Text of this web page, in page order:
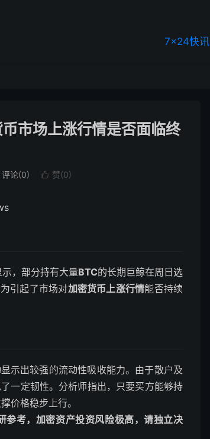
7×24快讯
市场上涨行情是否面临终
评论(0)  赞(0)
，部分持有大量BTC的长期巨鲸在周日选
引起了市场对加密货币上涨行情能否持续
示出较强的流动性吸收能力。由于散户及
一定韧性。分析师指出，只要买方能够持
价格稳步上行。
考，加密资产投资风险极高，请独立决